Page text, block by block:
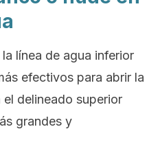
línea de agua inferior
efectivos para abrir la
delineado superior
grandes y